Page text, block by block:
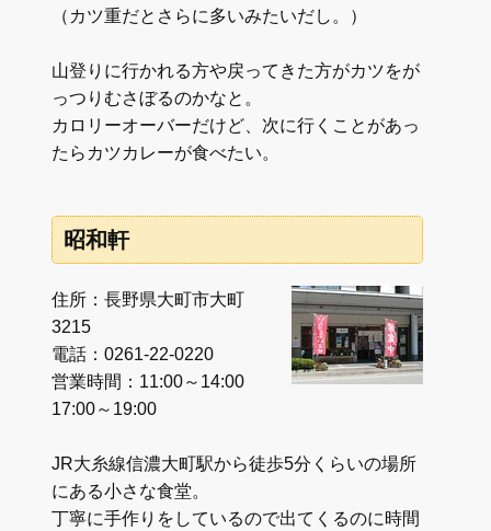
（カツ重だとさらに多いみたいだし。）
山登りに行かれる方や戻ってきた方がカツをが
っつりむさぼるのかなと。
カロリーオーバーだけど、次に行くことがあっ
たらカツカレーが食べたい。
昭和軒
住所：長野県大町市大町
3215
電話：0261-22-0220
営業時間：11:00～14:00
17:00～19:00
JR大糸線信濃大町駅から徒歩5分くらいの場所
にある小さな食堂。
丁寧に手作りをしているので出てくるのに時間